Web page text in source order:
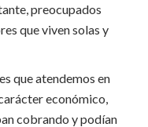
preocupados
que viven solas y
que atendemos en
económico,
cobrando y podían